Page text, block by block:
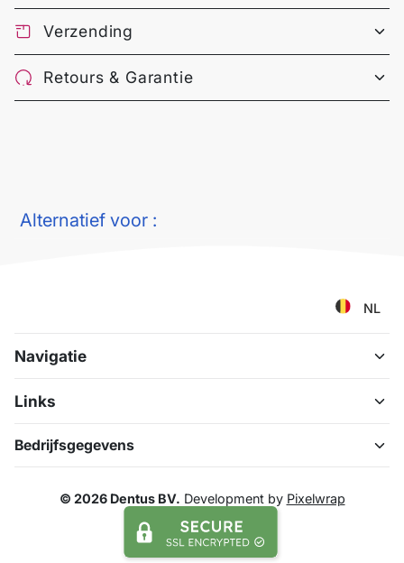
Verzending
Retours & Garantie
Alternatief voor :
NL
Navigatie
Links
Bedrijfsgegevens
© 2026 Dentus BV. Development by Pixelwrap